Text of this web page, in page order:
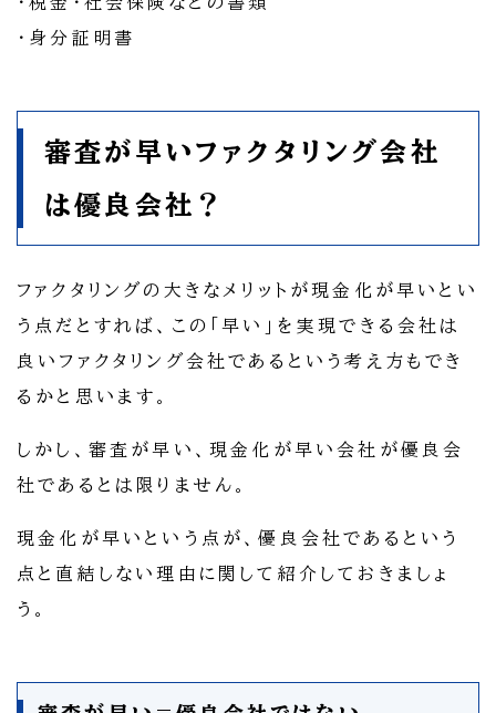
・身分証明書
審査が早いファクタリング会社
は優良会社？
ファクタリングの大きなメリットが現金化が早いとい
う点だとすれば、この「早い」を実現できる会社は
良いファクタリング会社であるという考え方もでき
るかと思います。
しかし、審査が早い、現金化が早い会社が優良会
社であるとは限りません。
現金化が早いという点が、優良会社であるという
点と直結しない理由に関して紹介しておきましょ
う。